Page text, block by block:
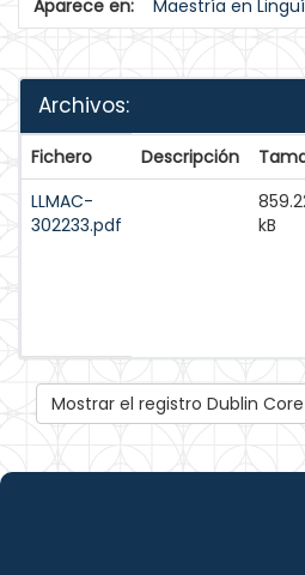
Aparece en:
Maestría en
Archivos:
Fichero Descripción
LLMAC-
302233.pdf
kB
Mostrar el registro Dublin